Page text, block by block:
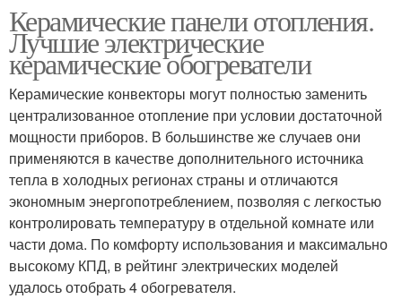
Керамические панели отопления.
Лучшие электрические
керамические обогреватели
Керамические конвекторы могут полностью заменить
централизованное отопление при условии достаточной
мощности приборов. В большинстве же случаев они
применяются в качестве дополнительного источника
тепла в холодных регионах страны и отличаются
экономным энергопотреблением, позволяя с легкостью
контролировать температуру в отдельной комнате или
части дома. По комфорту использования и максимально
высокому КПД, в рейтинг электрических моделей
удалось отобрать 4 обогревателя.